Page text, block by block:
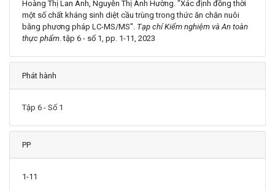
Hoàng Thị Lan Anh, Nguyễn Thị Ánh Hường. "Xác định đồng thời
một số chất kháng sinh diệt cầu trùng trong thức ăn chăn nuôi
bằng phương pháp LC-MS/MS". Tạp chí Kiểm nghiệm và An toàn
thực phẩm. tập 6 - số 1, pp. 1-11, 2023
Phát hành
Tập 6 - Số 1
PP
1-11